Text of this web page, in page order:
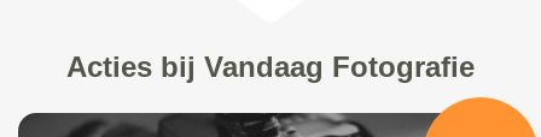
Acties bij Vandaag Fotografie